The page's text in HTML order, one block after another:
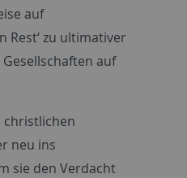
auf
Rest‘ zu ultimativer
auf
christlichen
neu ins
sie den Verdacht